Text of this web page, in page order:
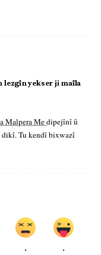
lezgîn yekser ji maîla
Malpera Medipejînî û
dikî. Tu kendî bixwazî
. .